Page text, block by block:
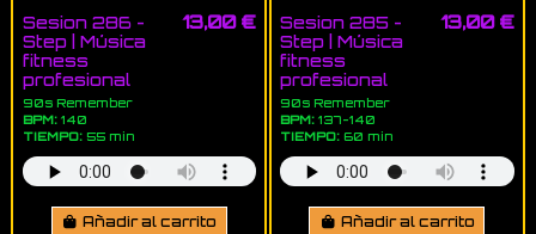
Sesion 286 -
Step | Música
fitness
profesional
90s Remember
BPM:140
TIEMPO:55 min
13,00 €
Añadir al carrito
Sesion 285 -
Step | Música
fitness
profesional
90s Remember
BPM: 137-140
TIEMPO: 60 min
13,00 €
Añadir al carrito